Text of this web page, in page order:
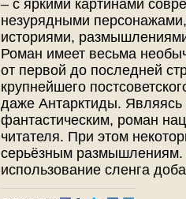
– с яркими картинами
незурядными
историями,
Роман имеет весьма
от первой до последней
крупнейшего
даже Антарктиды.
фантастическим, роман
читателя. При этом
серьёзным
использование сленга